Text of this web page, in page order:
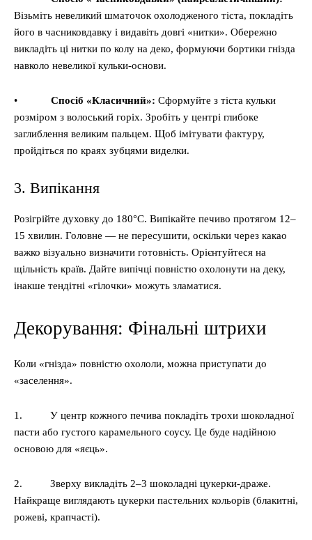
Візьміть невеликий шматочок охолодженого тіста, покладіть
його в часниковдавку і видавіть довгі «нитки». Обережно
викладіть ці нитки по колу на деко, формуючи бортики гнізда
навколо невеликої кульки-основи.
• Спосіб «Класичний»: Сформуйте з тіста кульки
розміром з волоський горіх. Зробіть у центрі глибоке
заглиблення великим пальцем. Щоб імітувати фактуру,
пройдіться по краях зубцями виделки.
3. Випікання
Розігрійте духовку до 180°C. Випікайте печиво протягом 12–
15 хвилин. Головне — не пересушити, оскільки через какао
важко візуально визначити готовність. Орієнтуйтеся на
щільність країв. Дайте випічці повністю охолонути на деку,
інакше тендітні «гілочки» можуть зламатися.
Декорування: Фінальні штрихи
Коли «гнізда» повністю охололи, можна приступати до
«заселення».
1. У центр кожного печива покладіть трохи шоколадної
пасти або густого карамельного соусу. Це буде надійною
основою для «яєць».
2. Зверху викладіть 2–3 шоколадні цукерки-драже.
Найкраще виглядають цукерки пастельних кольорів (блакитні,
рожеві, крапчасті).